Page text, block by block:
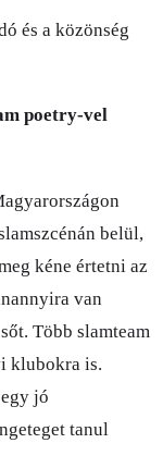
és a közönség
poetry-vel
belül,
kéne értetni az
van
Több slamteam
klubokra is.
jó
tanul